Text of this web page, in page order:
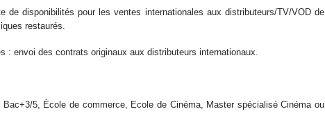
de disponibilités pour les ventes internationales aux distributeurs/TV/VOD de
restaurés.
: envoi des contrats originaux aux distributeurs internationaux.
5, École de commerce, Ecole de Cinéma, Master spécialisé Cinéma ou